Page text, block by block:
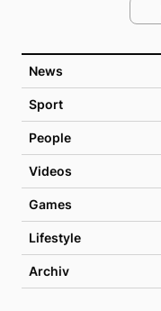
News
Sport
People
Videos
Games
Lifestyle
Archiv